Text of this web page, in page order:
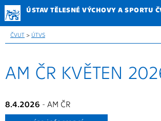
ÚSTAV TĚLESNÉ VÝCHOVY A SPORTU
ČVUT > ÚTVS
AM ČR KVĚTEN
8.4.2026 - AM ČR